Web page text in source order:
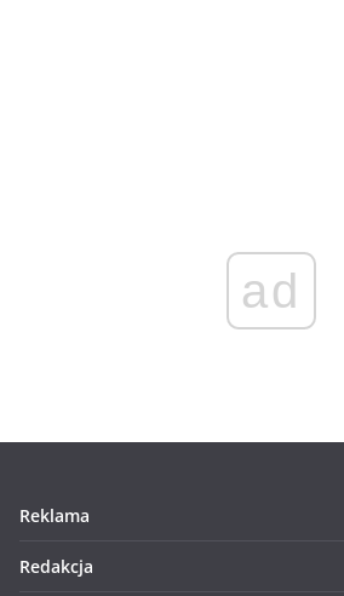
ad
Reklama
Redakcja